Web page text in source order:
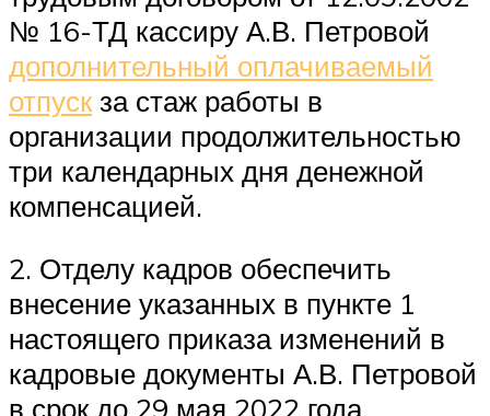
№ 16-ТД кассиру А.В. Петровой
дополнительный оплачиваемый
отпуск за стаж работы в
организации продолжительностью
три календарных дня денежной
компенсацией.
2. Отделу кадров обеспечить
внесение указанных в пункте 1
настоящего приказа изменений в
кадровые документы А.В. Петровой
в срок до 29 мая 2022 года.